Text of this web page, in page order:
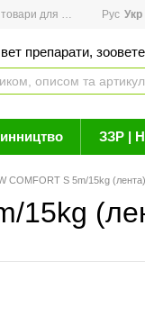
для здоров'я Рус Укр
препарати,
ЗЗР |
COMFORT S 5m/15kg
15kg